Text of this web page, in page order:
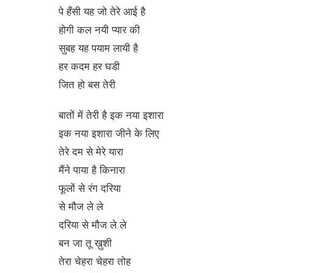
पे हँसी यह जो तेरे आई है
होगी कल नयी प्यार की
सुबह यह पयाम लायी है
हर कदम हर घडी
जित हो बस तेरी
बातों में तेरी है इक नया इशारा
इक नया इशारा जीने के लिए
तेरे दम से मेरे यारा
मैंने पाया है किनारा
फूलों से रंग दरिया
से मौज ले ले
दरिया से मौज ले ले
बन जा तू ख़ुशी
तेरा चेहरा चेहरा तोह